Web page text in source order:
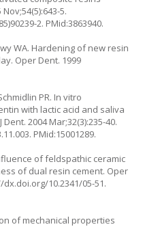
5.
2. PMid:3863940.
WA. Hardening of new resin
Oper Dent. 1999
PR. In vitro
with lactic acid and saliva
2004 Mar;32(3):235-40.
PMid:15001289.
of feldspathic ceramic
of dual resin cement. Oper
dx.doi.org/10.2341/05-51.
of mechanical properties